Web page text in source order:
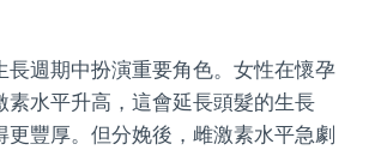
長週期中扮演重要角色。女性在懷孕
素水平升高，這會延長頭髮的生長
更豐厚。但分娩後，雌激素水平急劇